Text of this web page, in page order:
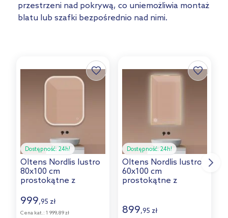
przestrzeni nad pokrywą, co uniemożliwia montaż
blatu lub szafki bezpośrednio nad nimi.
Dostępność:24h!
Oltens Nordlis lustro
80x100 cm
prostokątne z
przodu z matą
grzewczą 64124000
999,95 zł
Cena kat.: 1 999,89 zł
Dostępność: 24h!
Oltens Nordlis lustro
60x100 cm
prostokątne z
złoty 64111800
899,95 zł